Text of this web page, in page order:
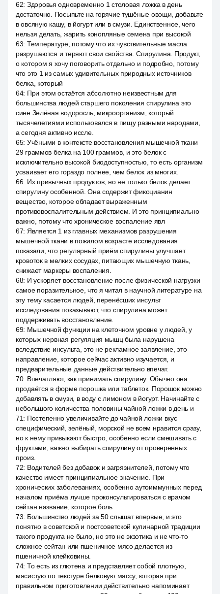
62: Здоровья одновременно 1 столовая ложка в день
достаточно. Посыпьте на горячие тушёные овощи, добавьте
в овсяную кашу, в йогурт или в смузи. Единственное, чего
нельзя делать, жарить конопляные семена при высокой
63: Температуре, потому что их чувствительные масла
разрушаются и теряют свои свойства. Спирулина. Продукт,
о котором я хочу поговорить отдельно и подробно, потому
что это 1 из самых удивительных природных источников
белка, который
64: При этом остаётся абсолютно неизвестным для
большинства людей старшего поколения спирулина это
сине Зелёная водоросль, микроорганизм, который
тысячелетиями использовался в пищу разными народами,
а сегодня активно иссле.
65: Учёными в контексте восстановления мышечной ткани
29 граммов белка на 100 граммов, и это белок с
исключительно высокой биодоступностью, то есть организм
усваивает его гораздо полнее, чем белок из многих.
66: Их привычных продуктов, но не только белок делает
спирулину особенной. Она содержит фикоцианин
вещество, которое обладает выраженным
противовоспалительным действием. И это принципиально
важно, потому что хроническое воспаление явл
67: Является 1 из главных механизмов разрушения
мышечной ткани в пожилом возрасте исследования
показали, что регулярный приём спирулины улучшает
кровоток в мелких сосудах, питающих мышечную ткань,
снижает маркеры воспаления.
68: И ускоряет восстановление после физической нагрузки
самое поразительное, что я читал в научной литературе на
эту тему касается людей, перенёсших инсульт
исследования показывают, что спирулина может
поддерживать восстановление.
69: Мышечной функции на клеточном уровне у людей, у
которых нервная регуляция мышц была нарушена
вследствие инсульта, это не рекламное заявление, это
направление, которое сейчас активно изучается, и
предварительные данные действительно впечат.
70: Впечатляют, как принимать спирулину. Обычно она
продаётся в форме порошка или таблеток. Порошок можно
добавлять в смузи, в воду с лимоном в йогурт. Начинайте с
небольшого количества половины чайной ложки в день и
71: Постепенно увеличивайте до чайной ложки вкус
специфический, зелёный, морской не всем нравится сразу,
но к нему привыкают быстро, особенно если смешивать с
фруктами, важно выбирать спирулину от проверенных
произ.
72: Водителей без добавок и загрязнителей, потому что
качество имеет принципиальное значение. При
хронических заболеваниях, особенно аутоиммунных перед
началом приёма лучше проконсультироваться с врачом
сейтан название, которое боль
73: Большинство людей за 50 слышат впервые, и это
понятно в советской и постсоветской кулинарной традиции
такого продукта не было, но это не экзотика и не что-то
сложное сейтан или пшеничное мясо делается из
пшеничной клейковины.
74: То есть из глютена и представляет собой плотную,
мясистую по текстуре белковую массу, которая при
правильном приготовлении действительно напоминает